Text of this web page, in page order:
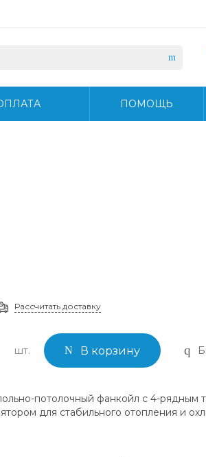
ПОМОЩЬ
Рассчитать доставку
шт. В корзину
потолочный фанкойл с 4-рядным
для стабильного отопления и